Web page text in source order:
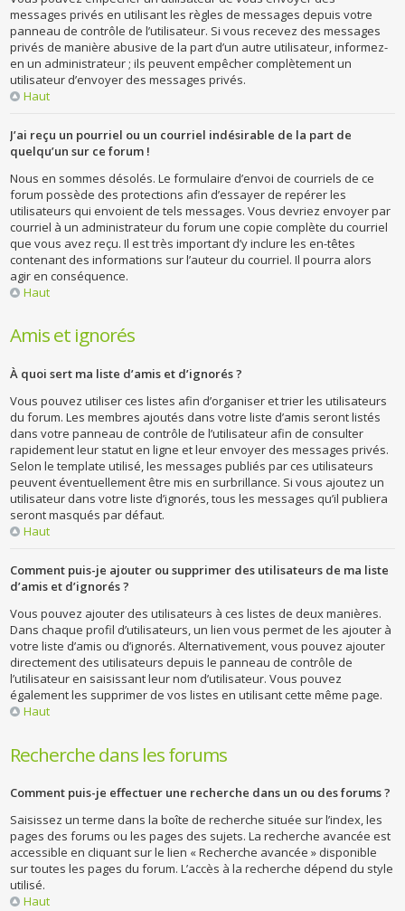
messages privés en utilisant les règles de messages depuis votre
panneau de contrôle de l’utilisateur. Si vous recevez des messages
privés de manière abusive de la part d’un autre utilisateur, informez-
en un administrateur ; ils peuvent empêcher complètement un
utilisateur d’envoyer des messages privés.
Haut
J’ai reçu un pourriel ou un courriel indésirable de la part de
quelqu’un sur ce forum !
Nous en sommes désolés. Le formulaire d’envoi de courriels de ce
forum possède des protections afin d’essayer de repérer les
utilisateurs qui envoient de tels messages. Vous devriez envoyer par
courriel à un administrateur du forum une copie complète du courriel
que vous avez reçu. Il est très important d’y inclure les en-têtes
contenant des informations sur l’auteur du courriel. Il pourra alors
agir en conséquence.
Haut
Amis et ignorés
À quoi sert ma liste d’amis et d’ignorés ?
Vous pouvez utiliser ces listes afin d’organiser et trier les utilisateurs
du forum. Les membres ajoutés dans votre liste d’amis seront listés
dans votre panneau de contrôle de l’utilisateur afin de consulter
rapidement leur statut en ligne et leur envoyer des messages privés.
Selon le template utilisé, les messages publiés par ces utilisateurs
peuvent éventuellement être mis en surbrillance. Si vous ajoutez un
utilisateur dans votre liste d’ignorés, tous les messages qu’il publiera
seront masqués par défaut.
Haut
Comment puis-je ajouter ou supprimer des utilisateurs de ma liste
d’amis et d’ignorés ?
Vous pouvez ajouter des utilisateurs à ces listes de deux manières.
Dans chaque profil d’utilisateurs, un lien vous permet de les ajouter à
votre liste d’amis ou d’ignorés. Alternativement, vous pouvez ajouter
directement des utilisateurs depuis le panneau de contrôle de
l’utilisateur en saisissant leur nom d’utilisateur. Vous pouvez
également les supprimer de vos listes en utilisant cette même page.
Haut
Recherche dans les forums
Comment puis-je effectuer une recherche dans un ou des forums ?
Saisissez un terme dans la boîte de recherche située sur l’index, les
pages des forums ou les pages des sujets. La recherche avancée est
accessible en cliquant sur le lien « Recherche avancée » disponible
sur toutes les pages du forum. L’accès à la recherche dépend du style
utilisé.
Haut